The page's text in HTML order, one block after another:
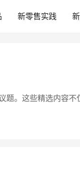
新零售实践
。这些精选内容